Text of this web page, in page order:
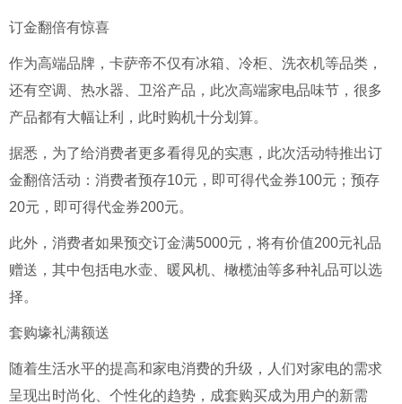
订金翻倍有惊喜
作为高端品牌，卡萨帝不仅有冰箱、冷柜、洗衣机等品类，
还有空调、热水器、卫浴产品，此次高端家电品味节，很多
产品都有大幅让利，此时购机十分划算。
据悉，为了给消费者更多看得见的实惠，此次活动特推出订
金翻倍活动：消费者预存10元，即可得代金券100元；预存
20元，即可得代金券200元。
此外，消费者如果预交订金满5000元，将有价值200元礼品
赠送，其中包括电水壶、暖风机、橄榄油等多种礼品可以选
择。
套购壕礼满额送
随着生活水平的提高和家电消费的升级，人们对家电的需求
呈现出时尚化、个性化的趋势，成套购买成为用户的新需